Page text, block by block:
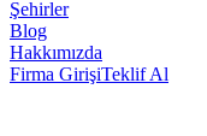
Şehirler
Blog
Hakkımızda
Firma GirişiTeklif Al